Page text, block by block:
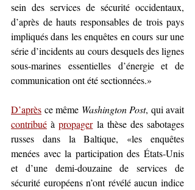
sein des services de sécurité occidentaux,
d’après de hauts responsables de trois pays
impliqués dans les enquêtes en cours sur une
série d’incidents au cours desquels des lignes
sous-marines essentielles d’énergie et de
communication ont été sectionnées.»
D’après ce même Washington Post
, qui avait
contribué à propager la thèse des sabotages
russes dans la Baltique, «les enquêtes
menées avec la participation des États-Unis
et d’une demi-douzaine de services de
sécurité européens n’ont révélé aucun indice